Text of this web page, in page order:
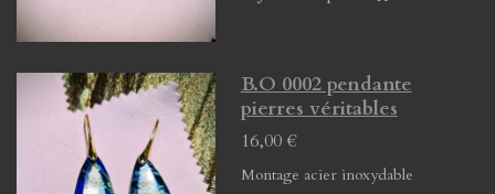
B.O 0002 pendante
pierres véritables
16,00 €
Montage acier inoxydable